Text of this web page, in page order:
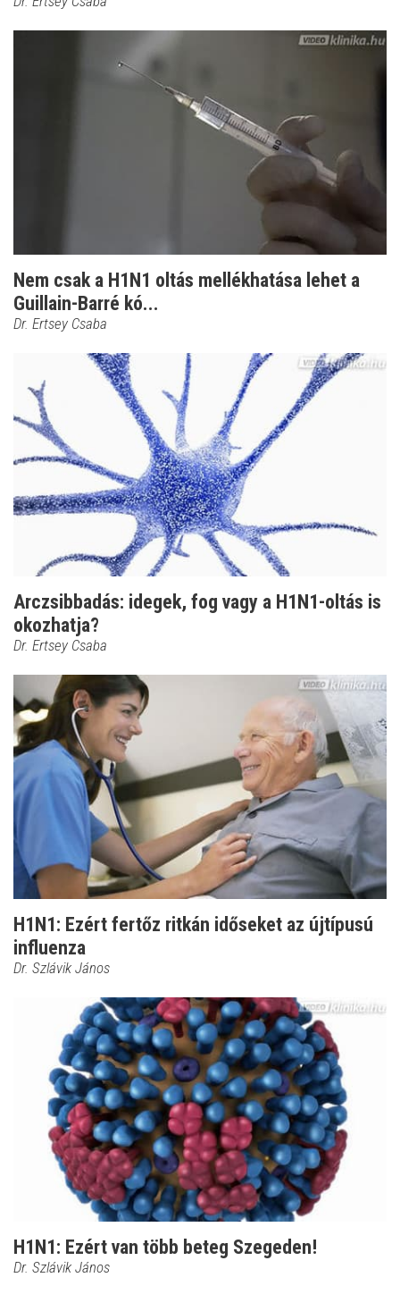
Nem csak a H1N1 oltás mellékhatása lehet a
Guillain-Barré kó...
Dr. Ertsey Csaba
Arczsibbadás: idegek, fog vagy a H1N1-oltás is
okozhatja?
Dr. Ertsey Csaba
H1N1: Ezért fertőz ritkán időseket az újtípusú
influenza
Dr. Szlávik János
H1N1: Ezért van több beteg Szegeden!
Dr. Szlávik János